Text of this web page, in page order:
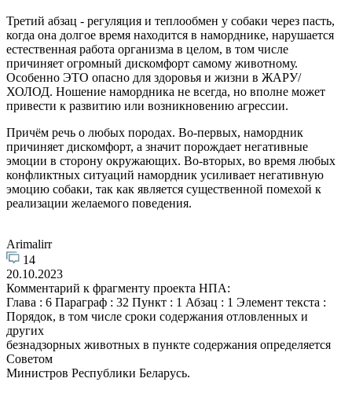
Третий абзац - регуляция и теплообмен у собаки через пасть,
когда она долгое время находится в наморднике, нарушается
естественная работа организма в целом, в том числе
причиняет огромный дискомфорт самому животному.
Особенно ЭТО опасно для здоровья и жизни в ЖАРУ/
ХОЛОД. Ношение намордника не всегда, но вполне может
привести к развитию или возникновению агрессии.
Причём речь о любых породах. Во-первых, намордник
причиняет дискомфорт, а значит порождает негативные
эмоции в сторону окружающих. Во-вторых, во время любых
конфликтных ситуаций намордник усиливает негативную
эмоцию собаки, так как является существенной помехой к
реализации желаемого поведения.
Arimalirr
14
20.10.2023
Комментарий к фрагменту проекта НПА:
Глава : 6 Параграф : 32 Пункт : 1 Абзац : 1 Элемент текста :
Порядок, в том числе сроки содержания отловленных и
других
безнадзорных животных в пункте содержания определяется
Советом
Министров Республики Беларусь.